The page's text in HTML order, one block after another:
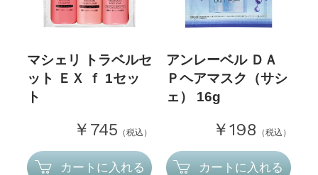
マシェリ トラベルセ
ット ＥＸ ｆ 1セッ
ト
￥745 （税込）
カートに入れる
アンレーベル ＤＡ
Ｐヘアマスク（サシ
ェ） 16g
￥198 （税込）
カートに入れる